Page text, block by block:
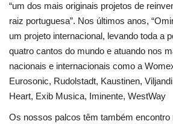
“um dos mais originais projetos de
raiz portuguesa”. Nos últimos anos,
um projeto internacional, levando toda a
quatro cantos do mundo e atuando nos
nacionais e internacionais como a
Eurosonic, Rudolstadt, Kaustinen,
Heart, Exib Musica, Iminente, WestWay
Os nossos palcos têm também encontro